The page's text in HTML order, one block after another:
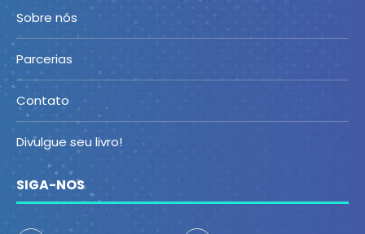
Sobre nós
Parcerias
Contato
Divulgue seu livro!
SIGA-NOS